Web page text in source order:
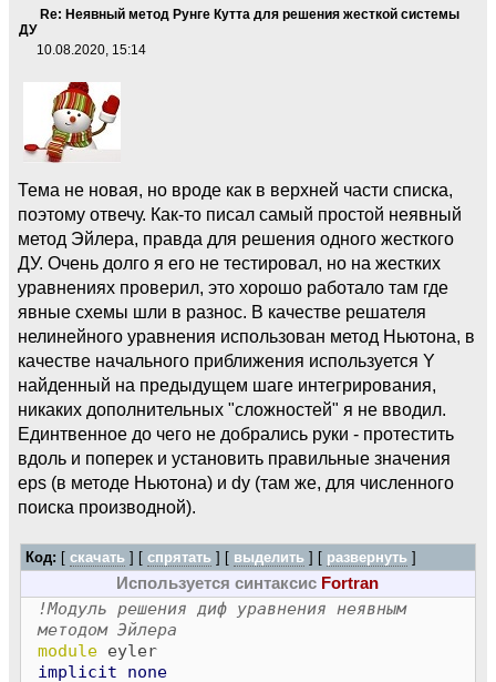
Re: Неявный метод Рунге Кутта для решения жесткой системы
ДУ
10.08.2020, 15:14
Тема не новая, но вроде как в верхней части списка,
поэтому отвечу. Как-то писал самый простой неявный
метод Эйлера, правда для решения одного жесткого
ДУ. Очень долго я его не тестировал, но на жестких
уравнениях проверил, это хорошо работало там где
явные схемы шли в разнос. В качестве решателя
нелинейного уравнения использован метод Ньютона, в
качестве начального приближения используется Y
найденный на предыдущем шаге интегрирования,
никаких дополнительных "сложностей" я не вводил.
Единтвенное до чего не добрались руки - протестить
вдоль и поперек и установить правильные значения
eps (в методе Ньютона) и dy (там же, для численного
поиска производной).
Код: [скачать ] [спрятать ] [ выделить ] [ развернуть ]
Используется синтаксис Fortran
!Модуль решения диф уравнения неявным
методом Эйлера
module eyler
implicit
none